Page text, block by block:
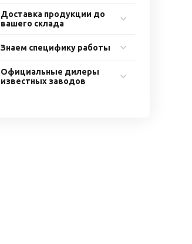
Доставка продукции до
вашего склада
Знаем специфику работы
Официальные дилеры
известных заводов